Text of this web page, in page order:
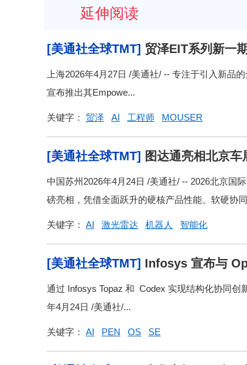
延伸阅读
[美通社全球TMT] 贸泽EIT系列新一
上海2026年4月27日 /美通社/ -- 专注于引入新品
宣布推出其Empowe...
关键字： 贸泽 AI 工程师 MOUSER
[美通社全球TMT] 图达通亮相北京
中国苏州2026年4月24日 /美通社/ -- 2026北京国
磅亮相，凭借全面跃升的硬核产品性能、软硬协
关键字： AI 激光雷达 机器人 智能化
[美通社全球TMT] Infosys 宣布与
通过 Infosys Topaz 和 Codex 实现结构化协同
年4月24日 /美通社/...
关键字： AI PEN OS SE